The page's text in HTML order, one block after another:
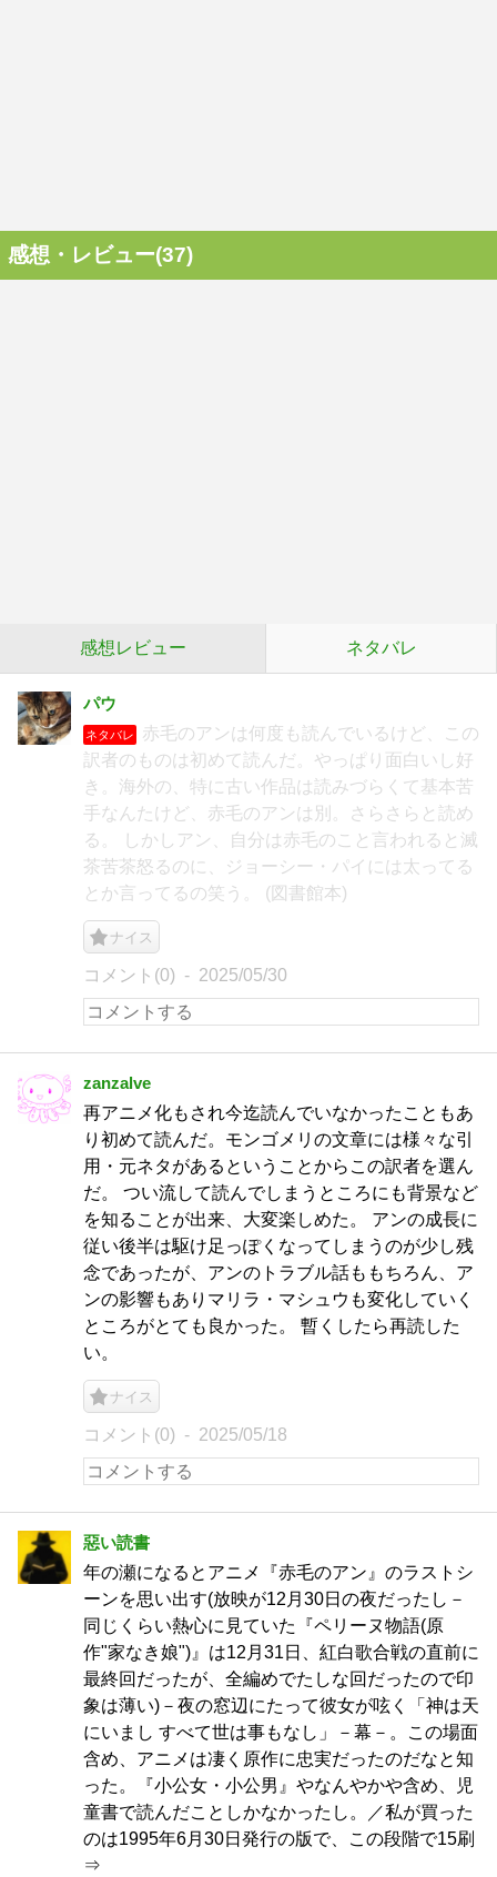
感想・レビュー(37)
感想レビュー ネタバレ
パウ
ネタバレ
赤毛のアンは何度も読んでいるけど、この
訳者のものは初めて読んだ。やっぱり面白いし好
き。海外の、特に古い作品は読みづらくて基本苦
手なんたけど、赤毛のアンは別。さらさらと読め
る。 しかしアン、自分は赤毛のこと言われると滅
茶苦茶怒るのに、ジョーシー・パイには太ってる
とか言ってるの笑う。 (図書館本)
ナイス
コメント(0) 2025/05/30
zanzalve
再アニメ化もされ今迄読んでいなかったこともあ
り初めて読んだ。モンゴメリの文章には様々な引
用・元ネタがあるということからこの訳者を選ん
だ。 つい流して読んでしまうところにも背景など
を知ることが出来、大変楽しめた。 アンの成長に
従い後半は駆け足っぽくなってしまうのが少し残
念であったが、アンのトラブル話ももちろん、ア
ンの影響もありマリラ・マシュウも変化していく
ところがとても良かった。 暫くしたら再読した
い。
ナイス
コメント(0) 2025/05/18
惡い読書
年の瀬になるとアニメ『赤毛のアン』のラストシ
ーンを思い出す(放映が12月30日の夜だったし－
同じくらい熱心に見ていた『ペリーヌ物語(原
作"家なき娘")』は12月31日、紅白歌合戦の直前に
最終回だったが、全編めでたしな回だったので印
象は薄い)－夜の窓辺にたって彼女が呟く「神は天
にいまし すべて世は事もなし」－幕－。この場面
含め、アニメは凄く原作に忠実だったのだなと知
った。『小公女・小公男』やなんやかや含め、児
童書で読んだことしかなかったし。／私が買った
のは1995年6月30日発行の版で、この段階で15刷
⇒